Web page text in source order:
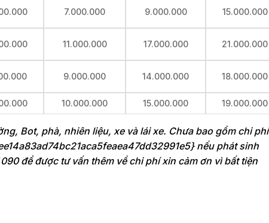
7.000.000 9.000.000 15.000.000
11.000.000 17.000.000 21.000.000
9.000.000 14.000.000 18.000.000
10.000.000 15.000.000 19.000.000
Bot, phà, nhiên liệu, xe và lái xe. Chưa bao gồm chi phí
nếu phát sinh
để được tư vấn thêm về chi phí xin cảm ơn vì bất tiện